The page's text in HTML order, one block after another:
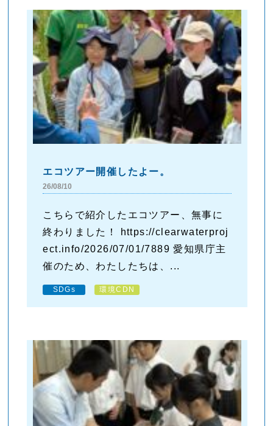
エコツアー開催したよー。
26/08/10
こちらで紹介したエコツアー、無事に
終わりました！ https://clearwaterproj
ect.info/2026/07/01/7889 愛知県庁主
催のため、わたしたちは、...
SDGs 環境CDN